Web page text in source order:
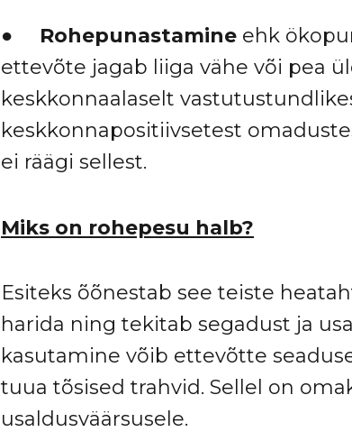
● Rohepunastamine ehk
ettevõte jagab liiga vähe või pea
keskkonnaalaselt
keskkonnapositiivsetest
ei räägi sellest.
Miks on rohepesu halb?
Esiteks õõnestab see teiste
harida ning tekitab segadust ja
kasutamine võib ettevõtte
tuua tõsised trahvid. Sellel on
usaldusväärsusele.